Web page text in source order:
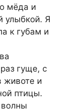
мёда и
улыбкой. Я
к губам и
гуще, с
животе и
птицы.